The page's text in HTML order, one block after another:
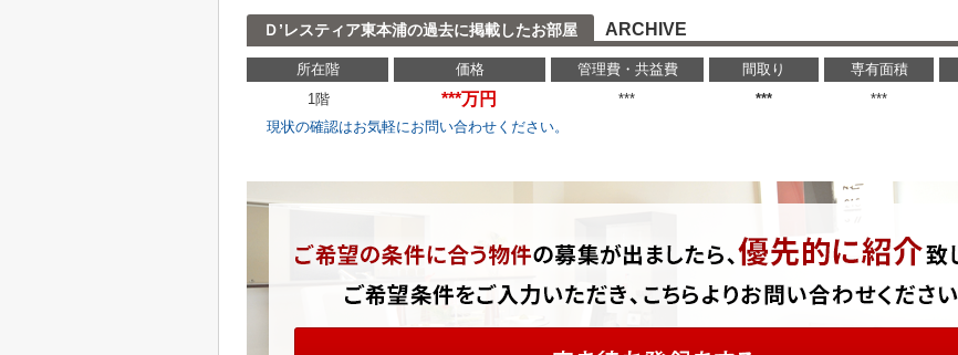
Ｄ’レスティア東本浦の過去に掲載したお部屋 ARCHIVE
所在階 価格 管理費・共益費 間取り 専有面積
1階
***万円 *** *** ***
現状の確認はお気軽にお問い合わせください。